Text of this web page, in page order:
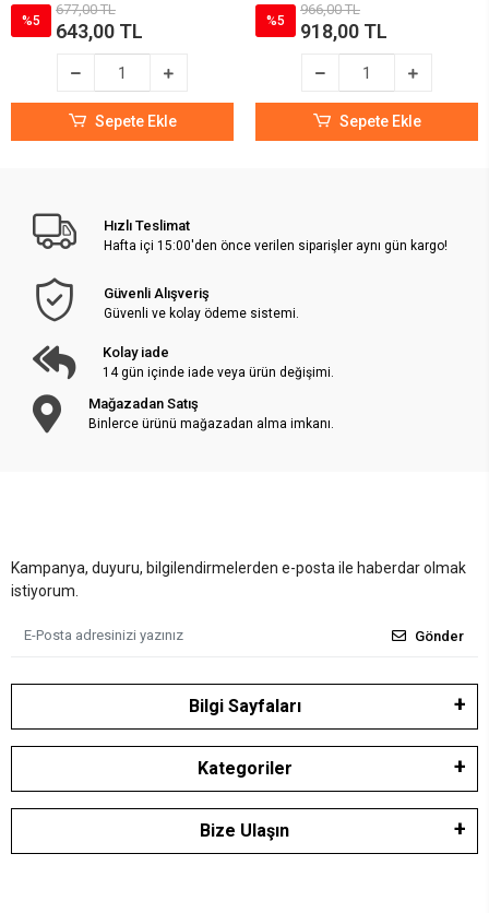
%5
677,00 TL
643,00 TL
Sepete Ekle
%5
966,00 TL
918,00 TL
Sepete Ekle
Hızlı Teslimat
Hafta içi 15:00'den önce verilen siparişler aynı gün kargo!
Güvenli Alışveriş
Güvenli ve kolay ödeme sistemi.
Kolay iade
14 gün içinde iade veya ürün değişimi.
Mağazadan Satış
Binlerce ürünü mağazadan alma imkanı.
Kampanya, duyuru, bilgilendirmelerden e-posta ile haberdar olmak
istiyorum.
Gönder
Bilgi Sayfaları
Kategoriler
Bize Ulaşın